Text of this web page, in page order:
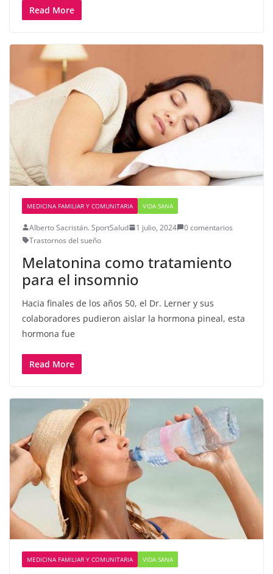
Read More
MEDICINA FAMILIAR Y COMUNITARIA VIDA SANA
Alberto Sacristán. SportSalud 1 julio, 2024
0 comentarios
Trastornos del sueño
Melatonina como tratamiento
para el insomnio
Hacia finales de los años 50, el Dr. Lerner y sus
colaboradores pudieron aislar la hormona pineal, esta
hormona fue
Read More
MEDICINA FAMILIAR Y COMUNITARIA VIDA SANA